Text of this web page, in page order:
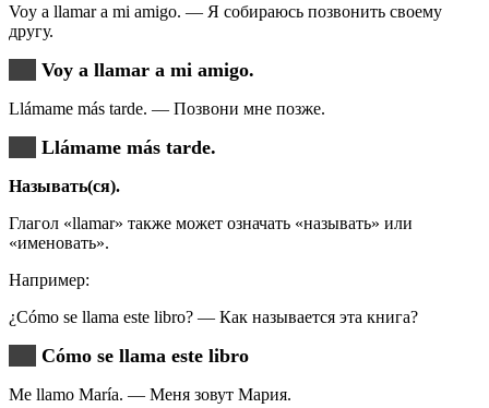
Voy a llamar a mi amigo. — Я собираюсь позвонить своему
другу.
Voy a llamar a mi amigo.
Llámame más tarde. — Позвони мне позже.
Llámame más tarde.
Называть(ся).
Глагол «llamar» также может означать «называть» или
«именовать».
Например:
¿Cómo se llama este libro? — Как называется эта книга?
Cómo se llama este libro
Me llamo María. — Меня зовут Мария.